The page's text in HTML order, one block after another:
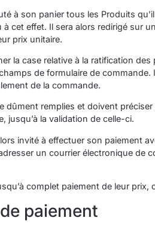
à son panier tous les Produits
cet effet. Il sera alors redirigé sur
prix unitaire.
la case relative à la ratification
de formulaire de
de la commande.
dûment remplies et doivent
jusqu’à la validation de celle-ci.
invité à effectuer son paiement
un courrier électronique
complet paiement de leur
paiement